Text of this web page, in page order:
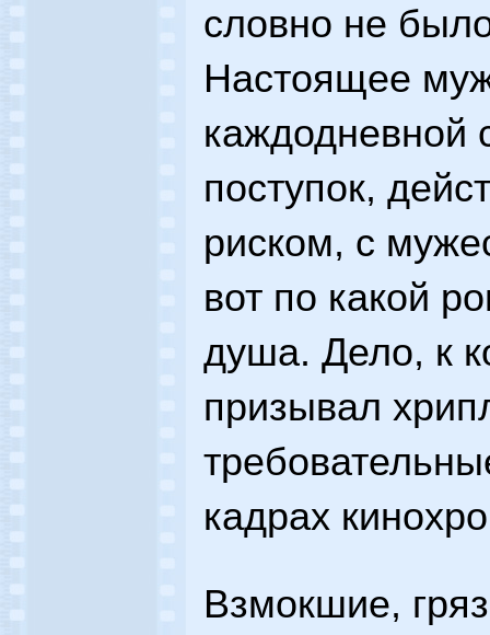
словно не
Настоящее
поступок,
риском, с
вот по какой
душа. Дело, к
призывал
кадрах
Взмокшие,